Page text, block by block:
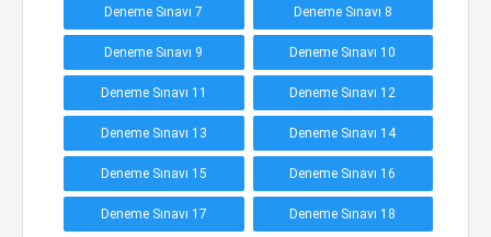
Deneme Sınavı 7 Deneme Sınavı 8
Deneme Sınavı 9 Deneme Sınavı 10
Deneme Sınavı 11 Deneme Sınavı 12
Deneme Sınavı 13 Deneme Sınavı 14
Deneme Sınavı 15 Deneme Sınavı 16
Deneme Sınavı 17 Deneme Sınavı 18